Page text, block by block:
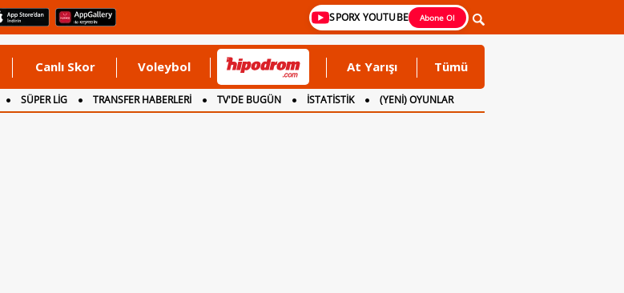
SPORX YOUTUBE Abone Ol
Canlı Skor Voleybol At Yarışı Tümü
SÜPER LİG TRANSFER HABERLERİ TV'DE BUGÜN İSTATİSTİK
(YENİ) OYUNLAR